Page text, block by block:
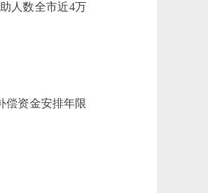
人数全市近4万
偿资金安排年限